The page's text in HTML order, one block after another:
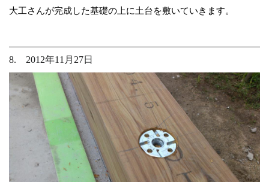
大工さんが完成した基礎の上に土台を敷いていきます。
8. 2012年11月27日